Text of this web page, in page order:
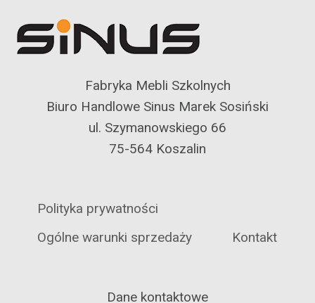
Fabryka Mebli Szkolnych
Biuro Handlowe Sinus Marek Sosiński
ul. Szymanowskiego 66
75-564 Koszalin
Polityka prywatności
Ogólne warunki sprzedaży
Kontakt
Dane kontaktowe